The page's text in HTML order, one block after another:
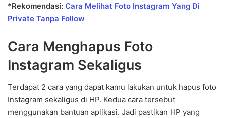
*Rekomendasi: Cara Melihat Foto Instagram Yang Di
Private Tanpa Follow
Cara Menghapus Foto
Instagram Sekaligus
Terdapat 2 cara yang dapat kamu lakukan untuk hapus foto
Instagram sekaligus di HP. Kedua cara tersebut
menggunakan bantuan aplikasi. Jadi pastikan HP yang